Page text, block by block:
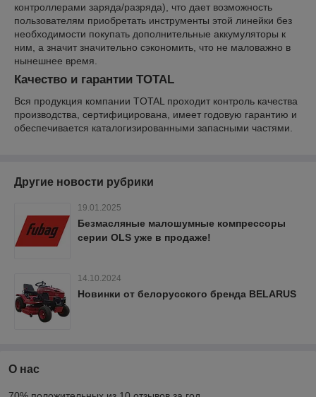
контроллерами заряда/разряда), что дает возможность
пользователям приобретать инструменты этой линейки без
необходимости покупать дополнительные аккумуляторы к
ним, а значит значительно сэкономить, что не маловажно в
нынешнее время.
Качество и гарантии TOTAL
Вся продукция компании TOTAL проходит контроль качества
производства, сертифицирована, имеет годовую гарантию и
обеспечивается каталогизированными запасными частями.
Другие новости рубрики
19.01.2025
Безмасляные малошумные компрессоры
серии OLS уже в продаже!
14.10.2024
Новинки от белорусского бренда BELARUS
О нас